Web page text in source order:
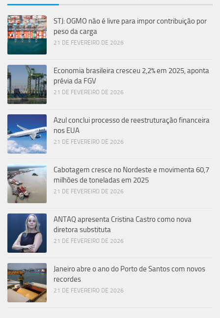
STJ: OGMO não é livre para impor contribuição por
peso da carga
21 DE FEVEREIRO DE 2026
Economia brasileira cresceu 2,2% em 2025, aponta
prévia da FGV
21 DE FEVEREIRO DE 2026
Azul conclui processo de reestruturação financeira
nos EUA
21 DE FEVEREIRO DE 2026
Cabotagem cresce no Nordeste e movimenta 60,7
milhões de toneladas em 2025
21 DE FEVEREIRO DE 2026
ANTAQ apresenta Cristina Castro como nova
diretora substituta
21 DE FEVEREIRO DE 2026
Janeiro abre o ano do Porto de Santos com novos
recordes
21 DE FEVEREIRO DE 2026